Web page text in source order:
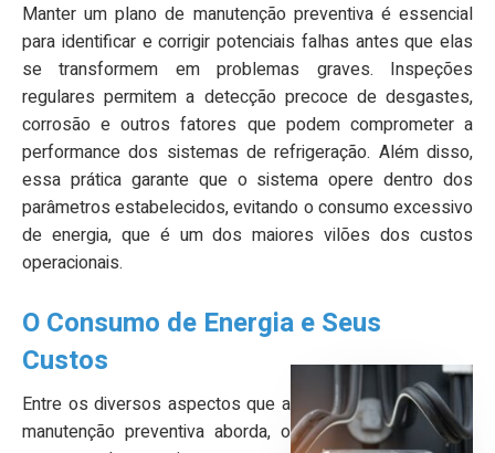
Manter um plano de manutenção preventiva é essencial
para identificar e corrigir potenciais falhas antes que elas
se transformem em problemas graves. Inspeções
regulares permitem a detecção precoce de desgastes,
corrosão e outros fatores que podem comprometer a
performance dos sistemas de refrigeração. Além disso,
essa prática garante que o sistema opere dentro dos
parâmetros estabelecidos, evitando o consumo excessivo
de energia, que é um dos maiores vilões dos custos
operacionais.
O Consumo de Energia e Seus
Custos
Entre os diversos aspectos que a
manutenção preventiva aborda, o